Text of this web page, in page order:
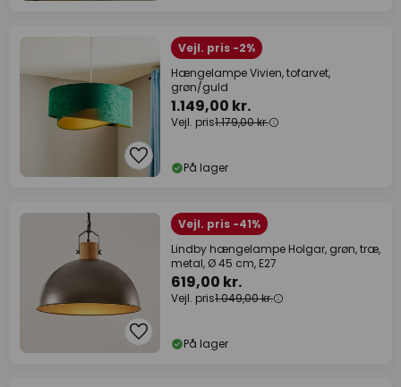
Vejl. pris -2%
Hængelampe Vivien, tofarvet,
grøn/guld
1.149,00 kr.
Vejl. pris1.179,00 kr.
På lager
Vejl. pris -41%
Lindby hængelampe Holgar, grøn, træ,
metal, Ø 45 cm, E27
619,00 kr.
Vejl. pris1.049,00 kr.
På lager